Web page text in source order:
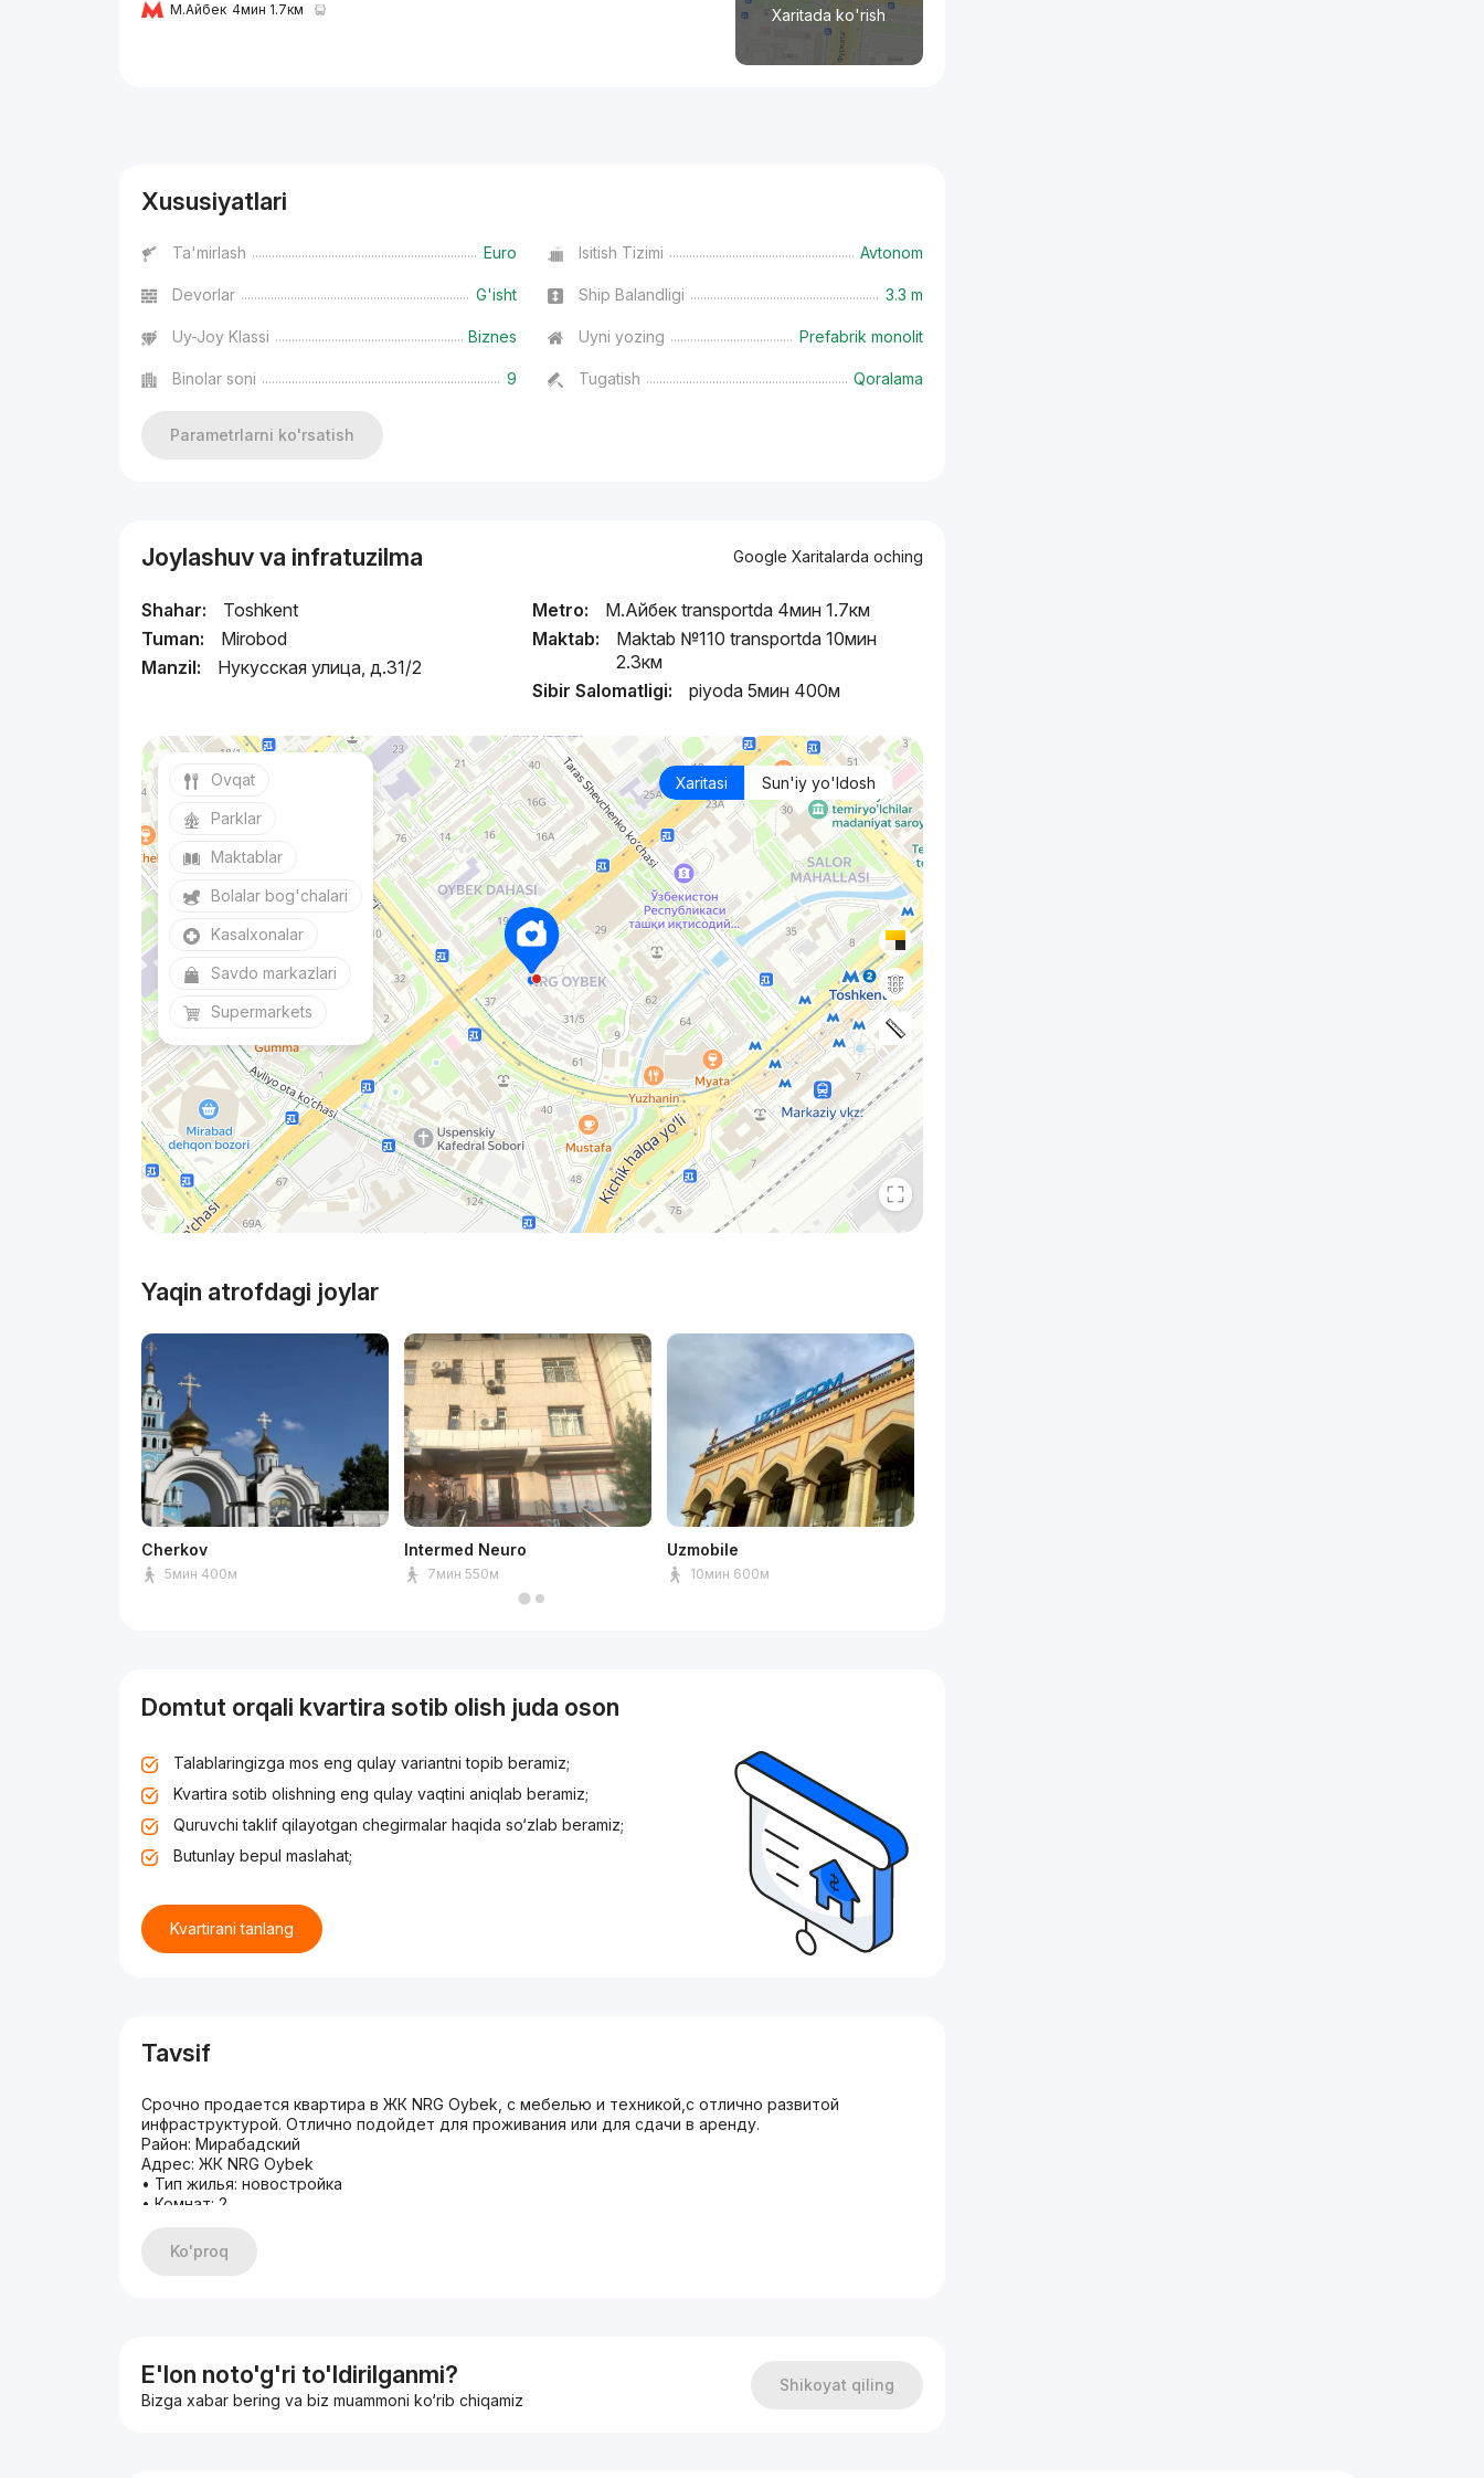
Xaritada ko'rish
М.Айбек 4мин 1.7км
Xususiyatlari
Ta'mirlash Euro Isitish Tizimi Avtonom
Devorlar G'isht Ship Balandligi 3.3 m
Uy-Joy Klassi Biznes Uyni yozing Prefabrik monolit
Binolar soni 9 Tugatish Qoralama
Parametrlarni ko'rsatish
Joylashuv va infratuzilma Google Xaritalarda oching
Shahar:
Toshkent
Tuman:
Mirobod
Manzil:
Нукусская улица, д.31/2
Metro:
М.Айбек transportda 4мин 1.7км
Maktab:
Maktab №110 transportda 10мин
2.3км
Sibir Salomatligi:
piyoda 5мин 400м
Xaritasi Sun'iy yo'ldosh
Ovqat
Parklar
Maktablar
Bolalar bog'chalari
Kasalxonalar
Savdo markazlari
Supermarkets
Yaqin atrofdagi joylar
Cherkov
5мин 400м
Intermed Neuro
7мин 550м
Uzmobile
10мин 600м
Domtut orqali kvartira sotib olish juda oson
Talablaringizga mos eng qulay variantni topib beramiz;
Kvartira sotib olishning eng qulay vaqtini aniqlab beramiz;
Quruvchi taklif qilayotgan chegirmalar haqida so‘zlab beramiz;
Butunlay bepul maslahat;
Kvartirani tanlang
Tavsif
Срочно продается квартира в ЖК NRG Oybek, с мебелью и техникой,с отлично развитой
инфраструктурой. Отлично подойдет для проживания или для сдачи в аренду.
Район: Мирабадский
Адрес: ЖК NRG Oybek
• Тип жилья: новостройка
• Комнат: 2
• Этаж: 12
• Этажность: 16
С уважением Алина.
t.me/legacy_alinas
Имеется также другие варианты по всему городу.
Ko'proq
E'lon noto'g'ri to'ldirilganmi?
Bizga xabar bering va biz muammoni ko‘rib chiqamiz
Shikoyat qiling